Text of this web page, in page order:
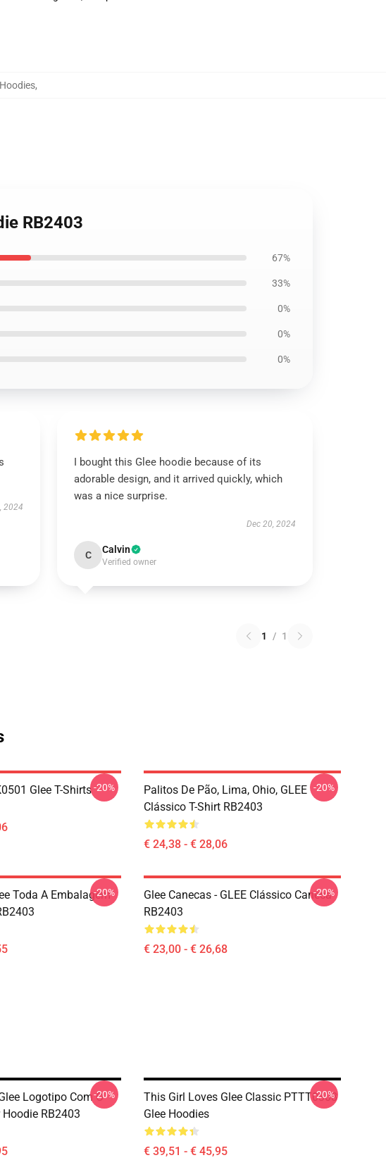
,
RB2403
67%
33%
0%
0%
0%
2024
I bought this Glee hoodie because of its
adorable design, and it arrived quickly, which
was a nice surprise.
Dec 20, 2024
C Calvin
Verified owner
1 / 1
Glee T-Shirts-20%
Palitos De Pão, Lima, Ohio, GLEE
Clássico T-Shirt RB2403
€ 24,38 - € 28,06
-20%
Toda A Embalagem
-20%
Glee Canecas - GLEE Clássico Caneca
RB2403
€ 23,00 - € 26,68
-20%
Logotipo Com O
RB2403
-20%
This Girl Loves Glee Classic PTTT0308
Glee Hoodies
€ 39,51 - € 45,95
-20%